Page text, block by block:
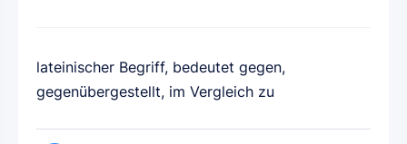
lateinischer Begriff, bedeutet gegen,
gegenübergestellt, im Vergleich zu